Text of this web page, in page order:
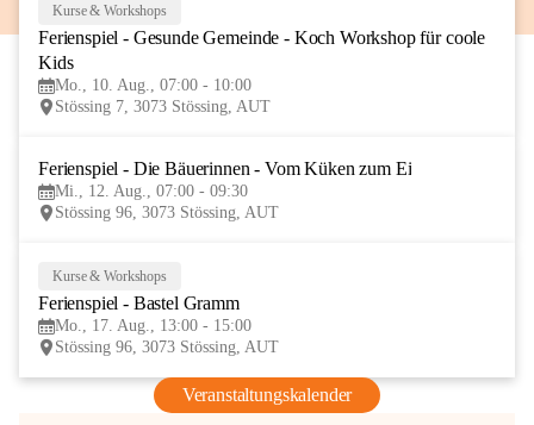
AUG
Kurse & Workshops
Ferienspiel - Gesunde Gemeinde - Koch Workshop für coole
Kids
Mo., 10. Aug., 07:00 - 10:00
Stössing 7, 3073 Stössing, AUT
Ferienspiel - Die Bäuerinnen - Vom Küken zum Ei
Mi., 12. Aug., 07:00 - 09:30
Stössing 96, 3073 Stössing, AUT
Kurse & Workshops
Ferienspiel - Bastel Gramm
Mo., 17. Aug., 13:00 - 15:00
Stössing 96, 3073 Stössing, AUT
Veranstaltungskalender